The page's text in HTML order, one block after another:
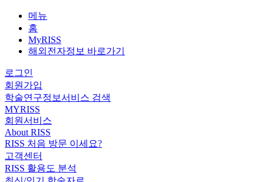
메뉴
홈
MyRISS
해외전자정보 바로가기
로그인
회원가입
학술연구정보서비스 검색
MYRISS
회원서비스
About RISS
RISS 처음 방문 이세요?
고객센터
RISS 활용도 분석